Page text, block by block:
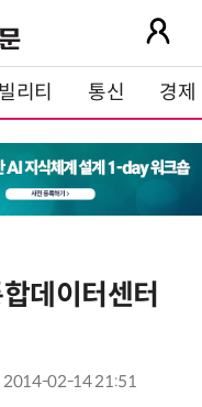
리티 통신 경제
데이터센터
2014-02-14 21:51